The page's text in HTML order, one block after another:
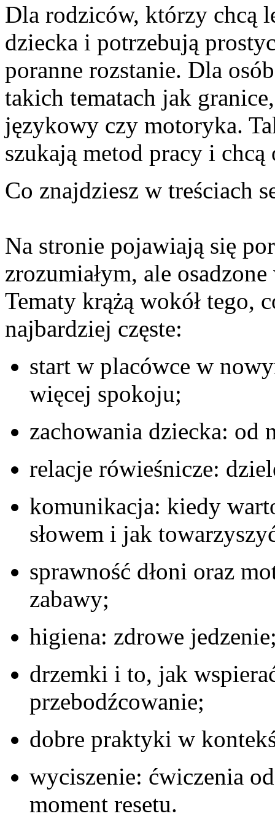
Dla rodziców, którzy chcą
dziecka i potrzebują
poranne rozstanie. Dla
takich tematach jak
językowy czy motoryka.
szukają metod pracy i chcą
Co znajdziesz w treściach
Na stronie pojawiają się
zrozumiałym, ale
Tematy krążą wokół
najbardziej częste:
start w placówce w
więcej spokoju;
zachowania dziecka: od
relacje rówieśnicze:
komunikacja: kiedy
słowem i jak
sprawność dłoni oraz
zabawy;
higiena: zdrowe
drzemki i to, jak
przebodźcowanie;
dobre praktyki w
wyciszenie: ćwiczenia
moment resetu.